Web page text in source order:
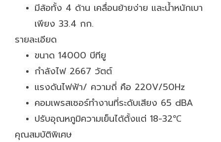
มีล้อทั้ง 4 ด้าน เคลื่อนย้ายง่าย และน้ำหนักเบา
เพียง 33.4 กก.
รายละเอียด
ขนาด 14000 บีทียู
กำลังไฟ 2667 วัตต์
แรงดันไฟฟ้า/ ความถี่ คือ 220V/50Hz
คอมเพรสเซอร์ทำงานที่ระดับเสียง 65 dBA
ปรับอุณหภูมิความเย็นได้ตั้งแต่ 18-32℃
คุณสมบัติพิเศษ